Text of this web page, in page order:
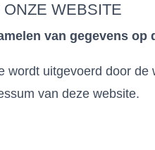
WEBSITE
van gegevens op
wordt uitgevoerd door de
van deze website.